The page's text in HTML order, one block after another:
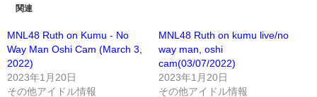
関連
MNL48 Ruth on Kumu - No
Way Man Oshi Cam (March 3,
2022)
2023年1月20日
その他アイドル情報
MNL48 Ruth on kumu live/no
way man, oshi
cam(03/07/2022)
2023年1月20日
その他アイドル情報